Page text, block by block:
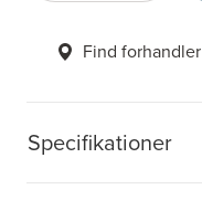
Specifikationer
Find forhandler